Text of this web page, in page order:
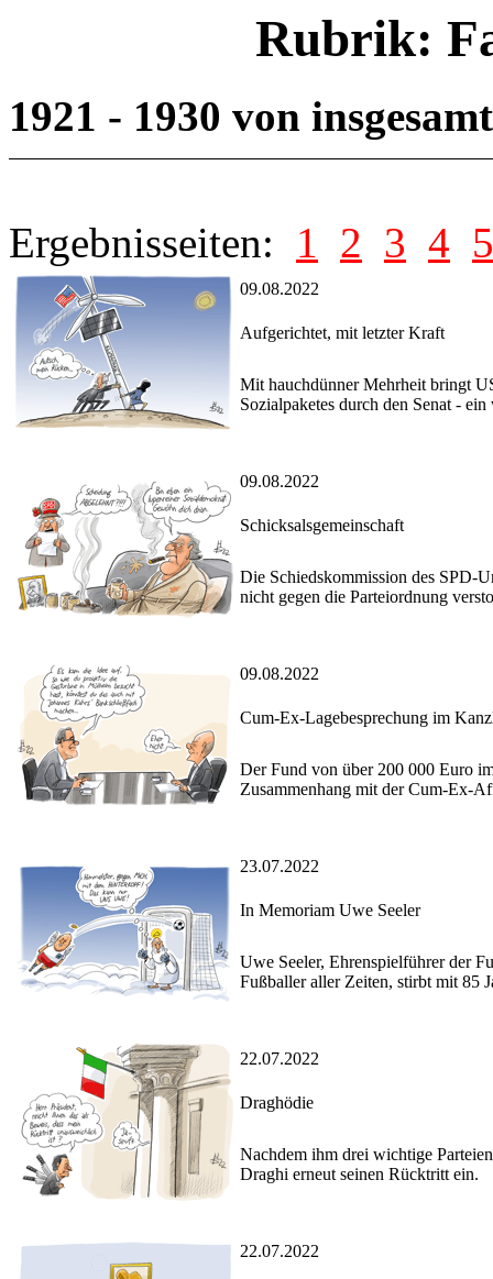
Rubrik:
1921 - 1930 von
Ergebnisseiten: 1 2 3 4 5
09.08.2022
Aufgerichtet, mit letzter Kraft
Mit hauchdünner Mehrheit bringt
Sozialpaketes durch den Senat -
09.08.2022
Schicksalsgemeinschaft
Die Schiedskommission des SPD-
nicht gegen die Parteiordnung
09.08.2022
Cum-Ex-Lagebesprechung im
Der Fund von über 200 000 Euro
Zusammenhang mit der Cum-Ex-
23.07.2022
In Memoriam Uwe Seeler
Uwe Seeler, Ehrenspielführer der
Fußballer aller Zeiten, stirbt mit 85
22.07.2022
Draghödie
Nachdem ihm drei wichtige
Draghi erneut seinen Rücktritt ein.
22.07.2022